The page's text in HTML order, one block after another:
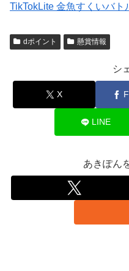
TikTokLite 金魚すくいバト
dポイント 懸賞情報
シ
X
LINE
あきぽん